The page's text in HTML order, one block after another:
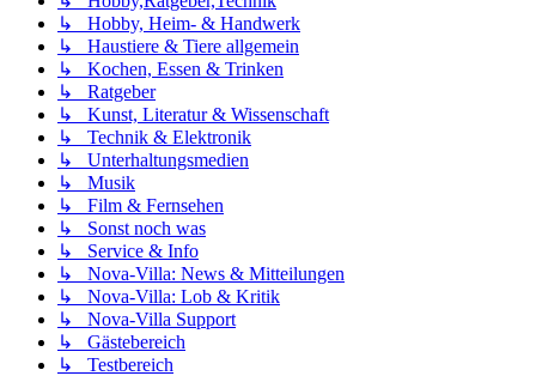
↳ Hobby, Heim- & Handwerk
↳ Haustiere & Tiere allgemein
↳ Kochen, Essen & Trinken
↳ Ratgeber
↳ Kunst, Literatur & Wissenschaft
↳ Technik & Elektronik
↳ Unterhaltungsmedien
↳ Musik
↳ Film & Fernsehen
↳ Sonst noch was
↳ Service & Info
↳ Nova-Villa: News & Mitteilungen
↳ Nova-Villa: Lob & Kritik
↳ Nova-Villa Support
↳ Gästebereich
↳ Testbereich